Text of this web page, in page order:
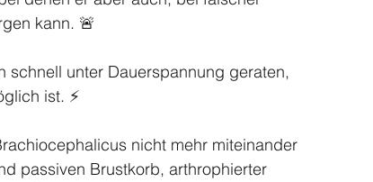
kann. 🚨
schnell unter Dauerspannung geraten,
ist. ⚡️
nicht mehr miteinander
passiven Brustkorb, arthrophierter